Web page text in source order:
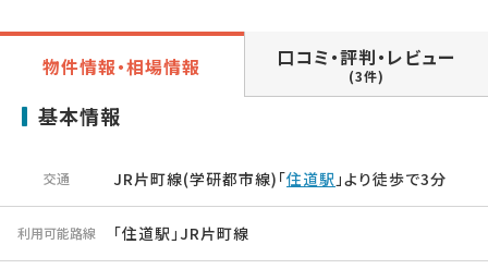
物件情報・相場情報 口コミ・評判・レビュー
(3件)
基本情報
交通 JR片町線(学研都市線)「住道駅 」より徒歩で3分
利用可能路線 「住道駅」JR片町線